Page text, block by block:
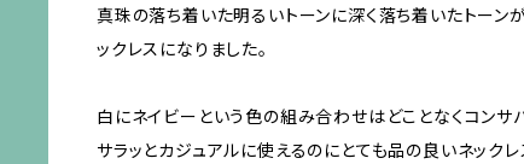
真珠の落ち着いた明るいトーンに深く落ち着いたトーン
ックレスになりました。
白にネイビーという色の組み合わせはどことなくコンサ
サラッとカジュアルに使えるのにとても品の良いネックレ